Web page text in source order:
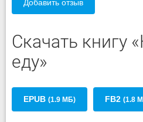
Добавить отзыв
Скачать книгу
еду»
EPUB (1.9 МБ) FB2 (1.8